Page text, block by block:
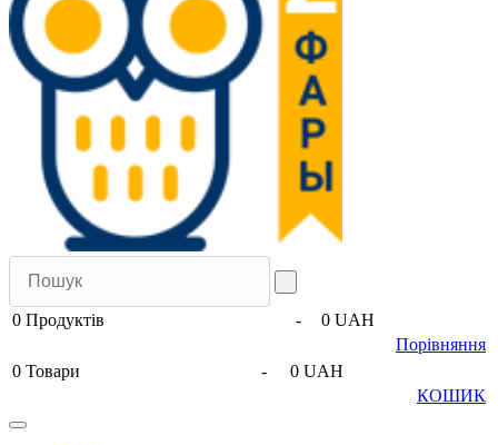
0 Продуктів -
0 UAH
Порівняння
0 Товари -
0 UAH
КОШИК